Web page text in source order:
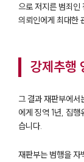
으로 저지른 범죄인
의뢰인에게 최대한
강제추행
그 결과 재판부에서
에게 징역 1년, 집
습니다.
재판부는 범행을 자